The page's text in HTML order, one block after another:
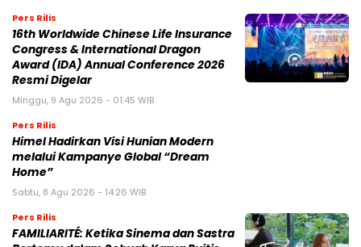
Pers Rilis
16th Worldwide Chinese Life Insurance
Congress & International Dragon
Award (IDA) Annual Conference 2026
Resmi Digelar
Minggu, 9 Agu 2026 - 01:45 WIB
Pers Rilis
Himel Hadirkan Visi Hunian Modern
melalui Kampanye Global “Dream
Home”
Sabtu, 8 Agu 2026 - 14:26 WIB
Pers Rilis
FAMILIARITÉ: Ketika Sinema dan Sastra